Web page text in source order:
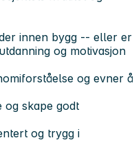
innen bygg -- eller er
og motivasjon
og evner å
og skape godt
og trygg i